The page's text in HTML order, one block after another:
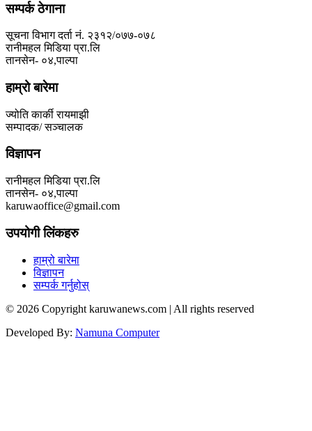
सम्पर्क ठेगाना
सूचना विभाग दर्ता नं. २३१२/०७७-०७८
रानीमहल मिडिया प्रा.लि
तानसेन- ०४,पाल्पा
हाम्रो बारेमा
ज्योति कार्की रायमाझी
सम्पादक/ सञ्चालक
विज्ञापन
रानीमहल मिडिया प्रा.लि
तानसेन- ०४,पाल्पा
karuwaoffice@gmail.com
उपयोगी लिंकहरु
हाम्रो बारेमा
विज्ञापन
सम्पर्क गर्नुहोस्
© 2026 Copyright karuwanews.com | All rights reserved
Developed By: Namuna Computer